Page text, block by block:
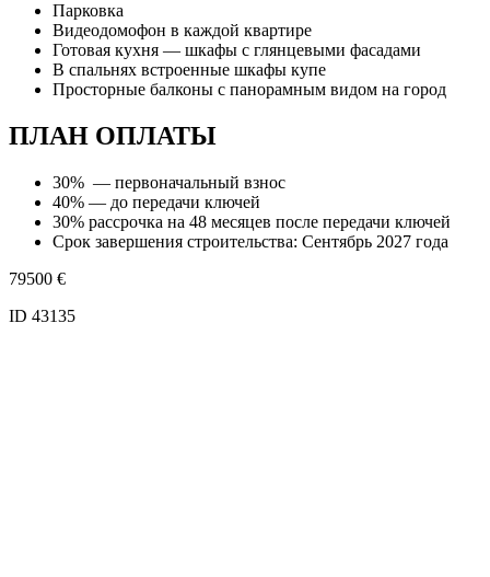
Парковка
Видеодомофон в каждой квартире
Готовая кухня — шкафы с глянцевыми фасадами
В спальнях встроенные шкафы купе
Просторные балконы с панорамным видом на город
ПЛАН ОПЛАТЫ
30% — первоначальный взнос
40% — до передачи ключей
30% рассрочка на 48 месяцев после передачи ключей
Срок завершения строительства: Сентябрь 2027 года
79500 €
ID 43135